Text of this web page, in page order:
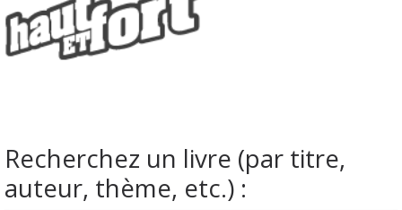
Recherchez un livre (par titre,
auteur, thème, etc.) :